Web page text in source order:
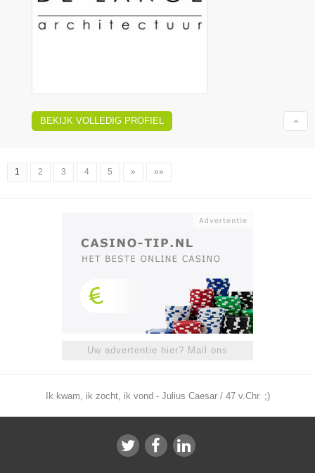
BEKIJK VOLLEDIG PROFIEL
1 2 3 4 5 » »»
Uw advertentie hier? Mail ons
Ik kwam, ik zocht, ik vond - Julius Caesar / 47 v.Chr. ;)